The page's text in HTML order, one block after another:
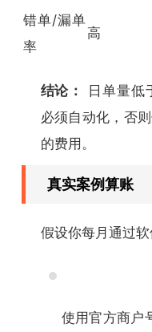
错单/漏单
率
高
结论：
日单量低
必须自动化，否
的费用。
真实案例算账
假设你每月通过
使用官方商户